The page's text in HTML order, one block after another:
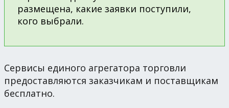
размещена, какие заявки поступили,
кого выбрали.
Сервисы единого агрегатора торговли
предоставляются заказчикам и поставщикам
бесплатно.